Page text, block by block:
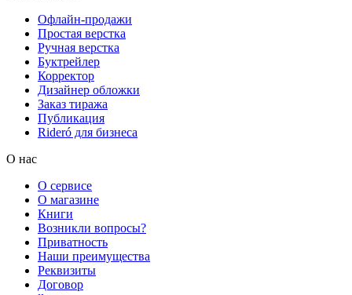
Офлайн-продажи
Простая верстка
Ручная верстка
Буктрейлер
Корректор
Дизайнер обложки
Заказ тиража
Публикация
Rideró для бизнеса
О нас
О сервисе
О магазине
Книги
Возникли вопросы?
Приватность
Наши преимущества
Реквизиты
Договор